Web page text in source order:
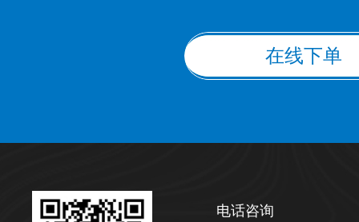
在线下单
电话咨询